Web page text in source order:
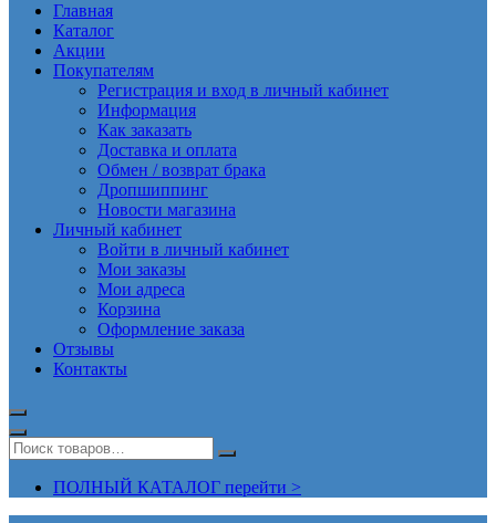
Главная
Каталог
Акции
Покупателям
Регистрация и вход в личный кабинет
Информация
Как заказать
Доставка и оплата
Обмен / возврат брака
Дропшиппинг
Новости магазина
Личный кабинет
Войти в личный кабинет
Мои заказы
Мои адреса
Корзина
Оформление заказа
Отзывы
Контакты
ПОЛНЫЙ КАТАЛОГ перейти >